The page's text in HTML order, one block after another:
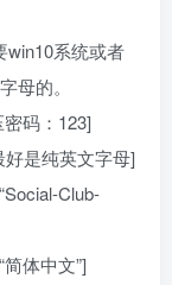
win10系统或者
母的。
码：123]
是纯英文字母]
Club-
体中文”]